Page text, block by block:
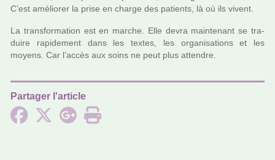
C’est amé­lio­rer la prise en charge des patients, là où ils vivent.
La trans­for­ma­tion est en marche. Elle devra main­te­nant se tra­
duire rapi­de­ment dans les textes, les orga­ni­sa­tions et les
moyens. Car l’accès aux soins ne peut plus atten­dre.
Partager l'article